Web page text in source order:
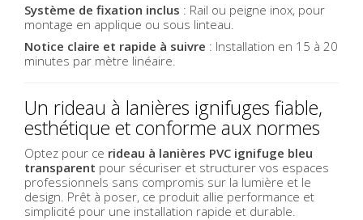
Système de fixation inclus : Rail ou peigne inox, pour
montage en applique ou sous linteau.
Notice claire et rapide à suivre : Installation en 15 à 20
minutes par mètre linéaire.
Un rideau à lanières ignifuges fiable,
esthétique et conforme aux normes
Optez pour ce rideau à lanières PVC ignifuge bleu
transparent pour sécuriser et structurer vos espaces
professionnels sans compromis sur la lumière et le
design. Prêt à poser, ce produit allie performance et
simplicité pour une installation rapide et durable.